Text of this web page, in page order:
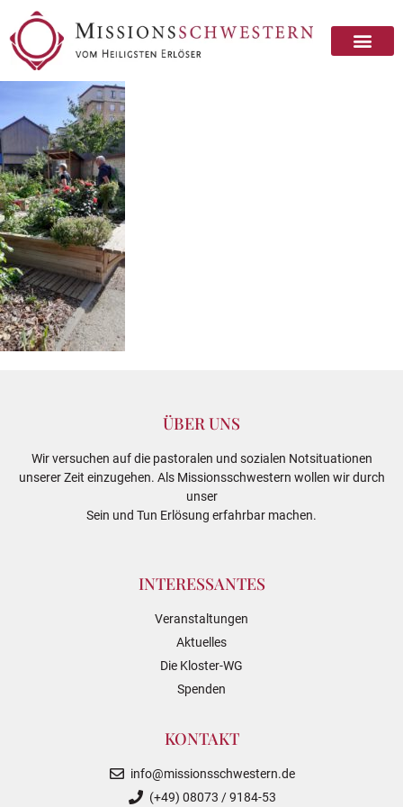
ÜBER UNS
Wir versuchen auf die pastoralen und sozialen Notsituationen
unserer Zeit einzugehen. Als Missionsschwestern wollen wir durch
unser
Sein und Tun Erlösung erfahrbar machen.
INTERESSANTES
Veranstaltungen
Aktuelles
Die Kloster-WG
Spenden
KONTAKT
info@missionsschwestern.de
(+49) 08073 / 9184-53